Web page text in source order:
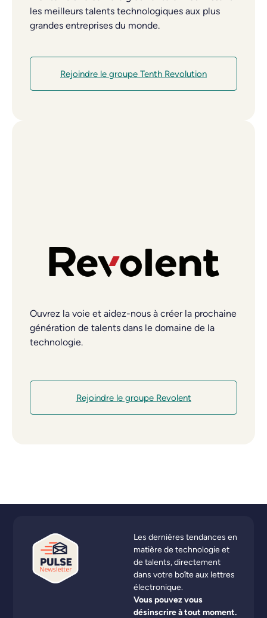
les meilleurs talents technologiques aux plus
grandes entreprises du monde.
Rejoindre le groupe Tenth Revolution
Ouvrez la voie et aidez-nous à créer la prochaine
génération de talents dans le domaine de la
technologie.
Rejoindre le groupe Revolent
Les dernières tendances en
matière de technologie et
de talents, directement
dans votre boîte aux lettres
électronique.
Vous pouvez vous
désinscrire à tout moment.